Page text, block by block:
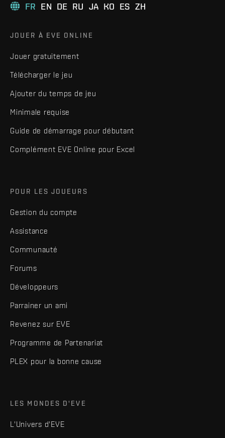
FR EN DE RU JA KO ES ZH
JOUER À EVE ONLINE
Jouer gratuitement
Télécharger le jeu
Ajouter du temps de jeu
Minimale requise
Guide de démarrage pour débutant
Complément EVE Online pour Excel
POUR LES JOUEURS
Gestion du compte
Assistance
Communauté
Forums
Développeurs
Parrainer un ami
Revenez sur EVE
Programme de Partenariat
PLEX pour la bonne cause
LES MONDES D'EVE
L'Univers d'EVE